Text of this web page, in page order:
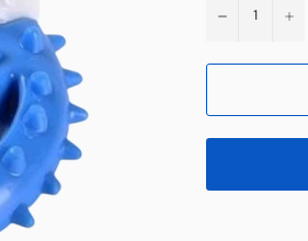
− +